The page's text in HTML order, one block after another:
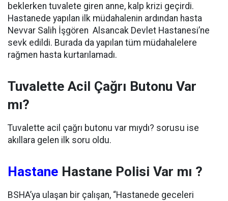
beklerken tuvalete giren anne, kalp krizi geçirdi.
Hastanede yapılan ilk müdahalenin ardından hasta
Nevvar Salih İşgören Alsancak Devlet Hastanesi’ne
sevk edildi. Burada da yapılan tüm müdahalelere
rağmen hasta kurtarılamadı.
Tuvalette Acil Çağrı Butonu Var
mı?
Tuvalette acil çağrı butonu var mıydı? sorusu ise
akıllara gelen ilk soru oldu.
Hastane Hastane Polisi Var mı ?
BSHA’ya ulaşan bir çalışan, “Hastanede geceleri